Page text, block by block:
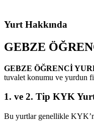
Yurt Hakkında
GEBZE
GEBZE ÖĞRENCİ
tuvalet konumu ve yurdun
1. ve 2. Tip KYK
Bu yurtlar genellikle